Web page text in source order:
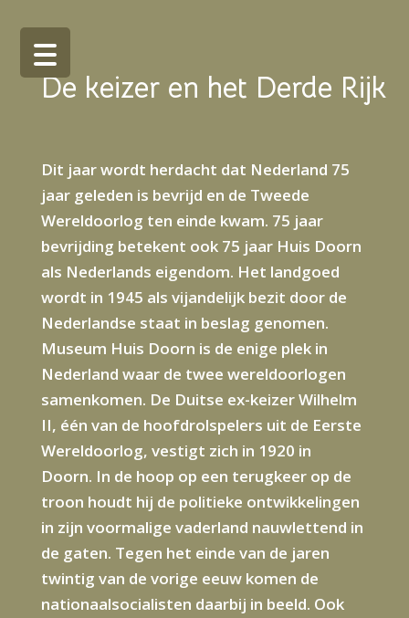
De keizer en het Derde Rijk
Dit jaar wordt herdacht dat Nederland 75
jaar geleden is bevrijd en de Tweede
Wereldoorlog ten einde kwam. 75 jaar
bevrijding betekent ook 75 jaar Huis Doorn
als Nederlands eigendom. Het landgoed
wordt in 1945 als vijandelijk bezit door de
Nederlandse staat in beslag genomen.
Museum Huis Doorn is de enige plek in
Nederland waar de twee wereldoorlogen
samenkomen. De Duitse ex-keizer Wilhelm
II, één van de hoofdrolspelers uit de Eerste
Wereldoorlog, vestigt zich in 1920 in
Doorn. In de hoop op een terugkeer op de
troon houdt hij de politieke ontwikkelingen
in zijn voormalige vaderland nauwlettend in
de gaten. Tegen het einde van de jaren
twintig van de vorige eeuw komen de
nationaalsocialisten daarbij in beeld. Ook